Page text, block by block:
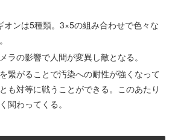
オンは5種類。3×5の組み合わせで色々な
ラの影響で人間が変異し敵となる。
繋がることで汚染への耐性が強くなって
も対等に戦うことができる。このあたり
関わってくる。